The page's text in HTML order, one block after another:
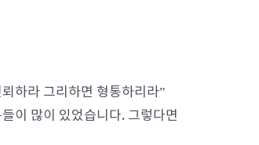
하라 그리하면 형통하리라”
이 많이 있었습니다. 그렇다면